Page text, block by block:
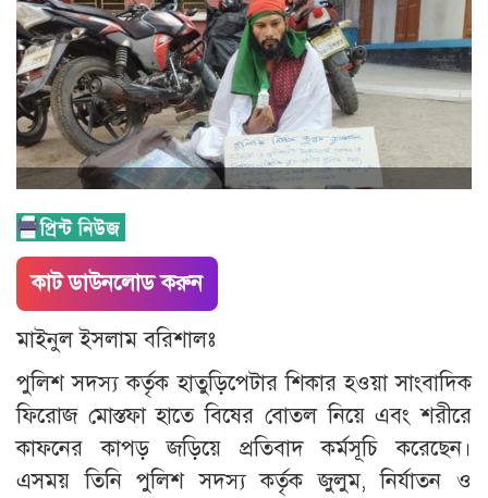
কাট ডাউনলোড করুন
মাইনুল ইসলাম বরিশালঃ
পুলিশ সদস্য কর্তৃক হাতুড়িপেটার শিকার হওয়া সাংবাদিক
ফিরোজ মোস্তফা হাতে বিষের বোতল নিয়ে এবং শরীরে
কাফনের কাপড় জড়িয়ে প্রতিবাদ কর্মসূচি করেছেন।
এসময় তিনি পুলিশ সদস্য কর্তৃক জুলুম, নির্যাতন ও